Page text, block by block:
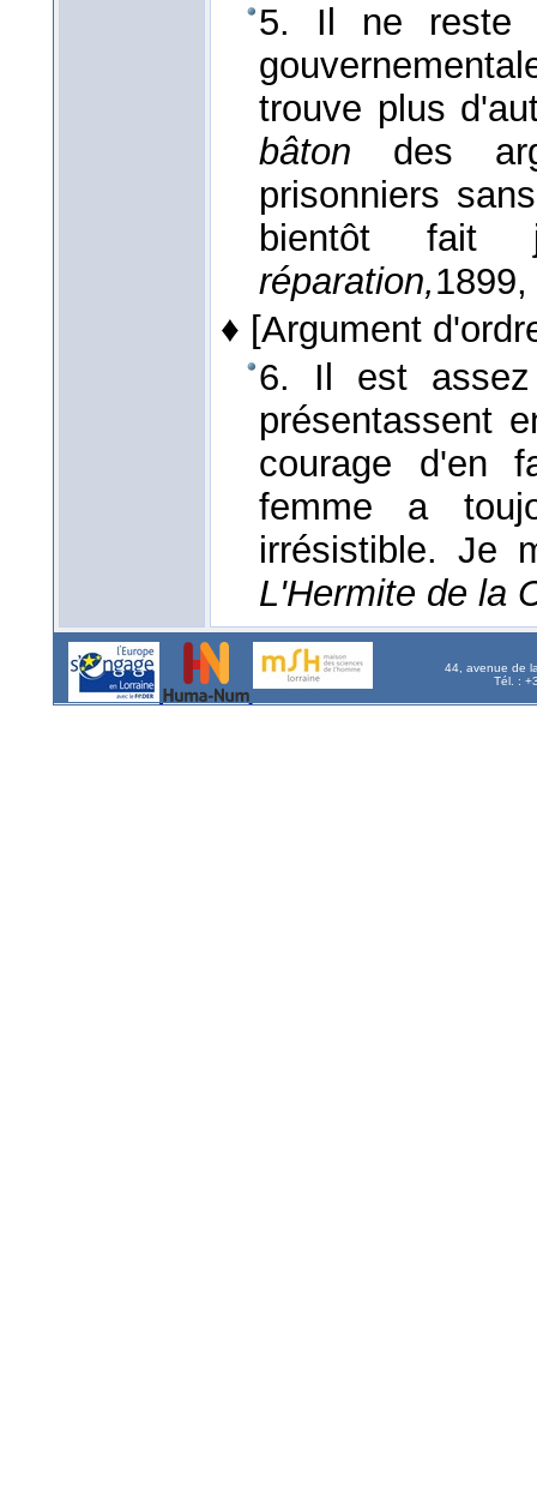
5. Il ne reste
trouve plus
bâton des
prisonniers
bientôt fait
réparation,1899,
♦ [Argument
6. Il est
présentassent
courage d'en
femme a
irrésistible. Je
L'Hermite de la
44, avenue de
Tél. :